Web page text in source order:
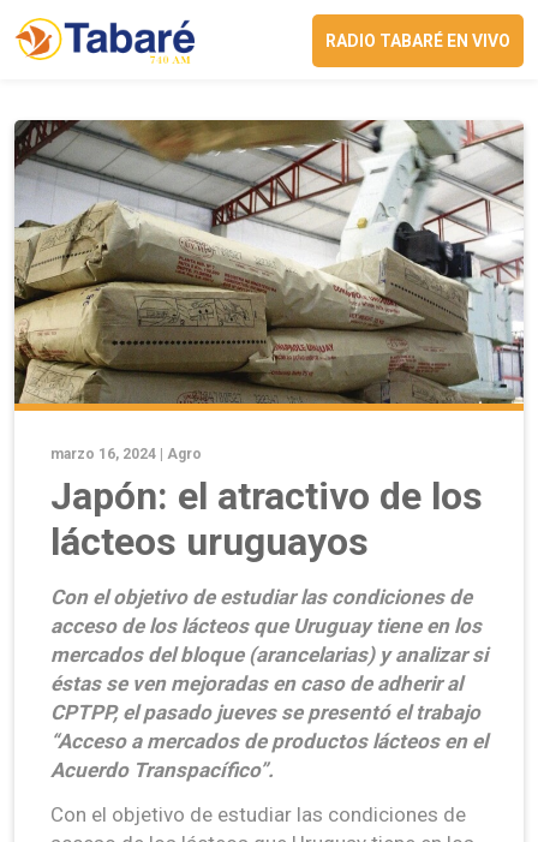
RADIO TABARÉ EN VIVO
marzo 16, 2024 | Agro
Japón: el atractivo de los
lácteos uruguayos
Con el objetivo de estudiar las condiciones de
acceso de los lácteos que Uruguay tiene en los
mercados del bloque (arancelarias) y analizar si
éstas se ven mejoradas en caso de adherir al
CPTPP, el pasado jueves se presentó el trabajo
“Acceso a mercados de productos lácteos en el
Acuerdo Transpacífico”.
Con el objetivo de estudiar las condiciones de